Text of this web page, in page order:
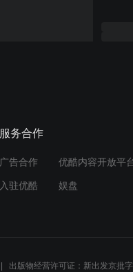
服务合作
广告合作 优酷内容开放平
入驻优酷 娱盘
出版物经营许可证：新出发京批